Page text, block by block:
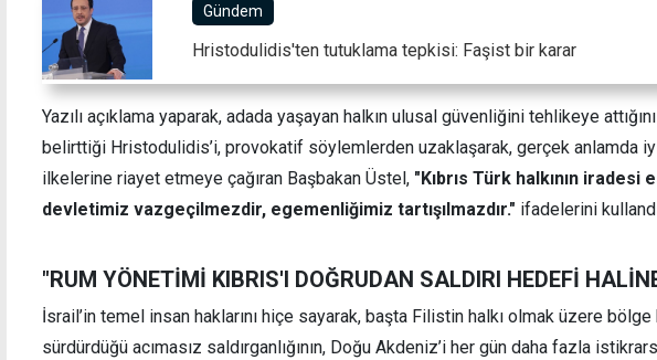
Gündem
Hristodulidis'ten tutuklama tepkisi: Faşist bir karar
Yazılı açıklama yaparak, adada yaşayan halkın ulusal güvenliğini tehlikeye attığını
belirttiği Hristodulidis’i, provokatif söylemlerden uzaklaşarak, gerçek anlamda
ilkelerine riayet etmeye çağıran Başbakan Üstel, "Kıbrıs Türk halkının iradesi
devletimiz vazgeçilmezdir, egemenliğimiz tartışılmazdır." ifadelerini
"RUM YÖNETİMİ KIBRIS'I DOĞRUDAN SALDIRI HEDEFİ
İsrail’in temel insan haklarını hiçe sayarak, başta Filistin halkı olmak üzere bölge
sürdürdüğü acımasız saldırganlığının, Doğu Akdeniz’i her gün daha fazla
Yetiştirdiği hint kenevirlerini sularken
yakalandı
Kaçak yoldan KKTC'ye
oldu